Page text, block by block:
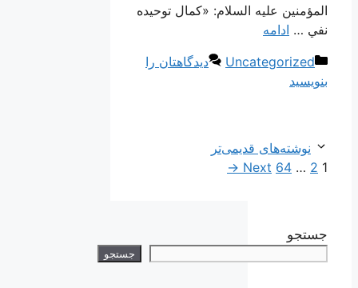
المؤمنين عليه السلام: «كمال توحيده
نفي … ادامه
دسته‌ها
Uncategorized
دیدگاهتان را
بنویسید
ناوبری
نوشته‌ها
نوشته‌های قدیمی‌تر
Page
1
Page
2
…
Page
64
Next
→
جستجو
جستجو